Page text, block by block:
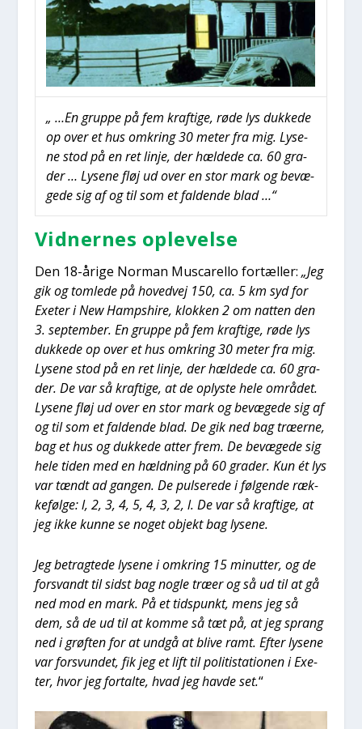
„ …En grup­pe på fem kraf­ti­ge, røde lys duk­ke­de
op over et hus omkring 30 meter fra mig. Lyse­
ne stod på en ret linje, der hæl­de­de ca. 60 gra­
der … Lyse­ne fløj ud over en stor mark og bevæ­
ge­de sig af og til som et fal­den­de blad …“
Vid­ner­nes ople­vel­se
Den 18-åri­ge Nor­man Musca­rel­lo for­tæl­ler: „Jeg
gik og tom­le­de på hoved­vej 150, ca. 5 km syd for
Exe­ter i New Hamps­hi­re, klok­ken 2 om nat­ten den
3. sep­tem­ber. En grup­pe på fem kraf­ti­ge, røde lys
duk­ke­de op over et hus omkring 30 meter fra mig.
Lyse­ne stod på en ret linje, der hæl­de­de ca. 60 gra­
der. De var så kraf­ti­ge, at de oply­ste hele områ­det.
Lyse­ne fløj ud over en stor mark og bevæ­ge­de sig af
og til som et fal­den­de blad. De gik ned bag træ­er­ne,
bag et hus og duk­ke­de atter frem. De bevæ­ge­de sig
hele tiden med en hæld­ning på 60 gra­der. Kun ét lys
var tændt ad gan­gen. De pul­se­re­de i føl­gen­de ræk­
ke­føl­ge: l, 2, 3, 4, 5, 4, 3, 2, l. De var så kraf­ti­ge, at
jeg ikke kun­ne se noget objekt bag lyse­ne.
Jeg betrag­te­de lyse­ne i omkring 15 minut­ter, og de
for­svandt til sidst bag nog­le træ­er og så ud til at gå
ned mod en mark. På et tids­punkt, mens jeg så
dem, så de ud til at kom­me så tæt på, at jeg sprang
ned i grøf­ten for at und­gå at bli­ve ramt. Efter lyse­ne
var for­s­vun­det, fik jeg et lift til poli­ti­sta­tio­nen i Exe­
ter, hvor jeg for­tal­te, hvad jeg hav­de set.“